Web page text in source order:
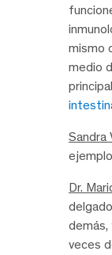
mismo
medio
Sandra
Dr.
demás,
veces